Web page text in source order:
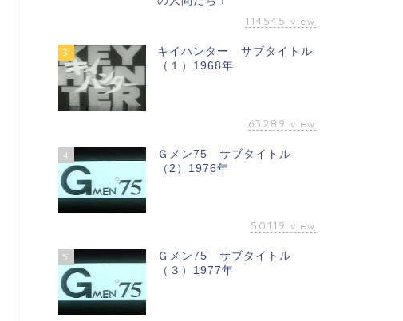
114545 view
3
キイハンター サブタイトル
（１）1968年
63289 view
4
Ｇメン75 サブタイトル
（2）1976年
50119 view
5
Ｇメン75 サブタイトル
（３）1977年